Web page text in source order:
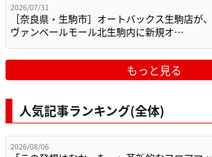
2026/07/31
［奈良県・生駒市］オートバックス生駒店が、
ヴァンベールモール北生駒内に新規オ…
もっと見る
人気記事ランキング(全体)
2026/08/06